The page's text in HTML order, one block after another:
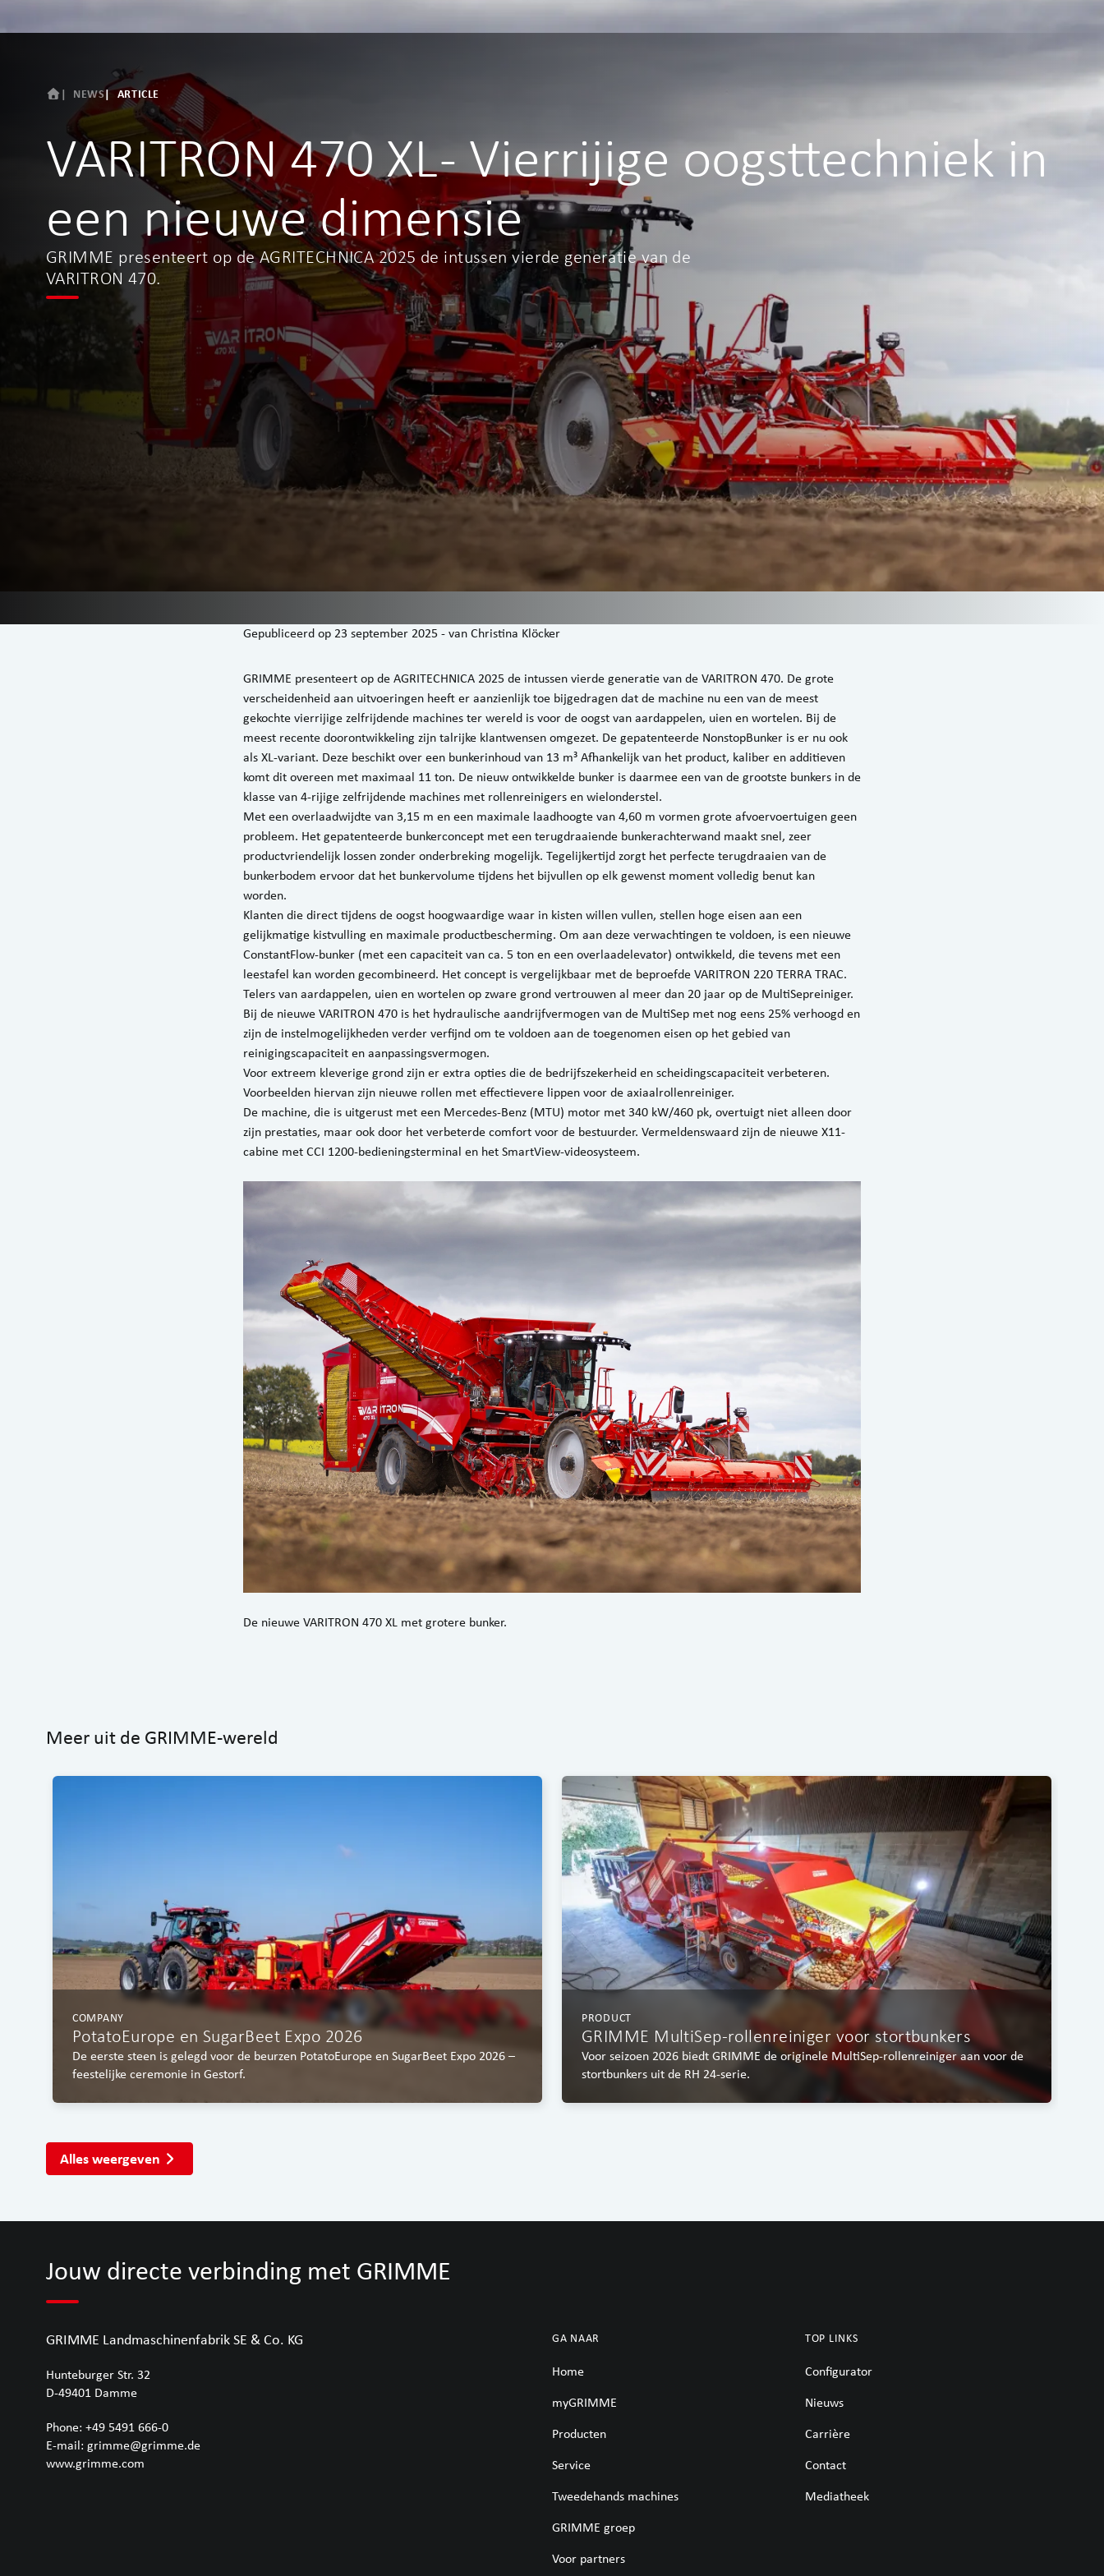
NEWS ARTICLE
VARITRON 470 XL - Vierrijige oogsttechniek in
een nieuwe dimensie
GRIMME presenteert op de AGRITECHNICA 2025 de intussen vierde generatie van de
VARITRON 470.
Gepubliceerd op 23 september 2025-vanChristina Klöcker
GRIMME presenteert op de AGRITECHNICA 2025 de intussen vierde generatie van de VARITRON 470. De grote
verscheidenheid aan uitvoeringen heeft er aanzienlijk toe bijgedragen dat de machine nu een van de meest
gekochte vierrijige zelfrijdende machines ter wereld is voor de oogst van aardappelen, uien en wortelen. Bij de
meest recente doorontwikkeling zijn talrijke klantwensen omgezet. De gepatenteerde NonstopBunker is er nu ook
als XL-variant. Deze beschikt over een bunkerinhoud van 13 m³ Afhankelijk van het product, kaliber en additieven
komt dit overeen met maximaal 11 ton. De nieuw ontwikkelde bunker is daarmee een van de grootste bunkers in de
klasse van 4-rijige zelfrijdende machines met rollenreinigers en wielonderstel.
Met een overlaadwijdte van 3,15 m en een maximale laadhoogte van 4,60 m vormen grote afvoervoertuigen geen
probleem. Het gepatenteerde bunkerconcept met een terugdraaiende bunkerachterwand maakt snel, zeer
productvriendelijk lossen zonder onderbreking mogelijk. Tegelijkertijd zorgt het perfecte terugdraaien van de
bunkerbodem ervoor dat het bunkervolume tijdens het bijvullen op elk gewenst moment volledig benut kan
worden.
Klanten die direct tijdens de oogst hoogwaardige waar in kisten willen vullen, stellen hoge eisen aan een
gelijkmatige kistvulling en maximale productbescherming. Om aan deze verwachtingen te voldoen, is een nieuwe
ConstantFlow-bunker (met een capaciteit van ca. 5 ton en een overlaadelevator) ontwikkeld, die tevens met een
leestafel kan worden gecombineerd. Het concept is vergelijkbaar met de beproefde VARITRON 220 TERRA TRAC.
Telers van aardappelen, uien en wortelen op zware grond vertrouwen al meer dan 20 jaar op de MultiSepreiniger.
Bij de nieuwe VARITRON 470 is het hydraulische aandrijfvermogen van de MultiSep met nog eens 25% verhoogd en
zijn de instelmogelijkheden verder verfijnd om te voldoen aan de toegenomen eisen op het gebied van
reinigingscapaciteit en aanpassingsvermogen.
Voor extreem kleverige grond zijn er extra opties die de bedrijfszekerheid en scheidingscapaciteit verbeteren.
Voorbeelden hiervan zijn nieuwe rollen met effectievere lippen voor de axiaalrollenreiniger.
De machine, die is uitgerust met een Mercedes-Benz (MTU) motor met 340 kW/460 pk, overtuigt niet alleen door
zijn prestaties, maar ook door het verbeterde comfort voor de bestuurder. Vermeldenswaard zijn de nieuwe X11-
cabine met CCI 1200-bedieningsterminal en het SmartView-videosysteem.
De nieuwe VARITRON 470 XL met grotere bunker.
Meer uit de GRIMME-wereld
COMPANY
PotatoEurope en SugarBeet Expo 2026
De eerste steen is gelegd voor de beurzen PotatoEurope en SugarBeet Expo 2026 –
feestelijke ceremonie in Gestorf.
PRODUCT
GRIMME MultiSep-rollenreiniger voor stortbunkers
Voor seizoen 2026 biedt GRIMME de originele MultiSep-rollenreiniger aan voor de
stortbunkers uit de RH 24-serie.
Alles weergeven
Jouw directe verbinding met GRIMME
GRIMME Landmaschinenfabrik SE & Co. KG
Hunteburger Str. 32
D-49401 Damme
Phone: +49 5491 666-0
E-mail: grimme@grimme.de
www.grimme.com
GA NAAR
Home
myGRIMME
Producten
Service
Tweedehands machines
GRIMME groep
Voor partners
TOP LINKS
Configurator
Nieuws
Carrière
Contact
Mediatheek